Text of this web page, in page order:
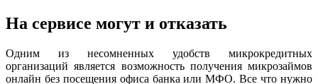
На сервисе могут и отказать
Одним из несомненных удобств микрокредитных
организаций является возможность получения микрозаймов
онлайн без посещения офиса банка или МФО. Все что нужно